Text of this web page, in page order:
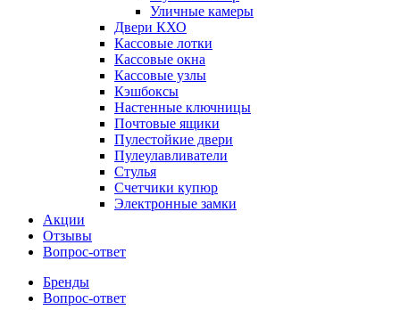
Уличные камеры
Двери КХО
Кассовые лотки
Кассовые окна
Кассовые узлы
Кэшбоксы
Настенные ключницы
Почтовые ящики
Пулестойкие двери
Пулеулавливатели
Стулья
Счетчики купюр
Электронные замки
Акции
Отзывы
Вопрос-ответ
Бренды
Вопрос-ответ